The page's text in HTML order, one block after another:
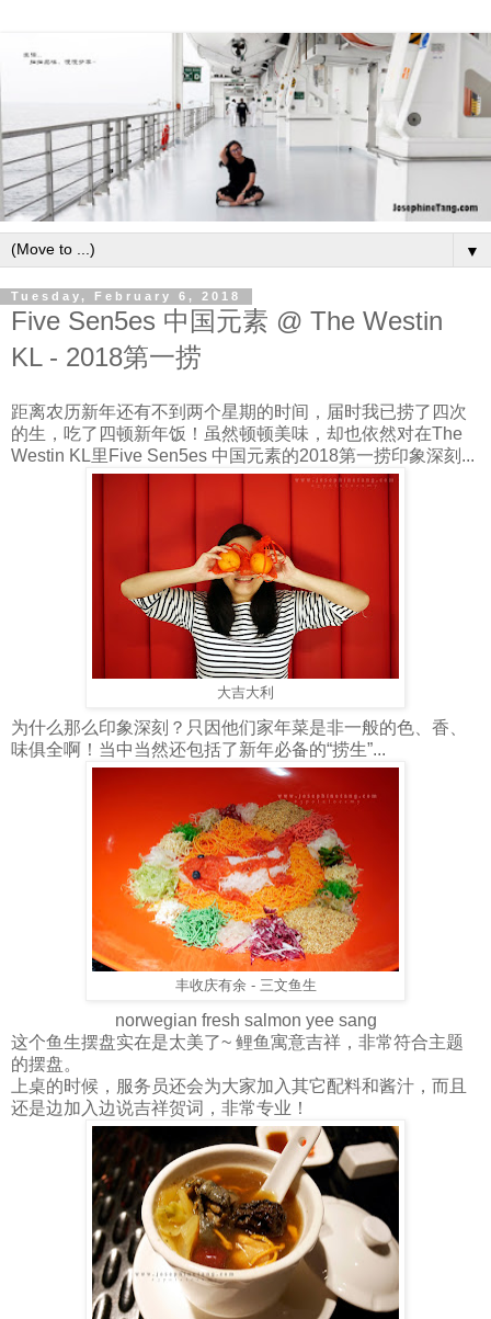
▼
Tuesday, February 6, 2018
Five Sen5es 中国元素 @ The Westin
KL - 2018第一捞
距离农历新年还有不到两个星期的时间，届时我已捞了四次
的生，吃了四顿新年饭！虽然顿顿美味，却也依然对在The
Westin KL里Five Sen5es 中国元素的2018第一捞印象深刻...
大吉大利
为什么那么印象深刻？只因他们家年菜是非一般的色、香、
味俱全啊！当中当然还包括了新年必备的“捞生”...
丰收庆有余 - 三文鱼生
norwegian fresh salmon yee sang
这个鱼生摆盘实在是太美了~ 鲤鱼寓意吉祥，非常符合主题
的摆盘。
上桌的时候，服务员还会为大家加入其它配料和酱汁，而且
还是边加入边说吉祥贺词，非常专业！